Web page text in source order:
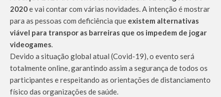
2020e vai contar com várias novidades. A intenção é mostrar
para as pessoas com deficiência que existem alternativas
viável para transpor as barreiras que os impedem de jogar
videogames.
Devido a situação global atual (Covid-19), o evento será
totalmente online, garantindo assim a segurança de todos os
participantes e respeitando as orientações de distanciamento
físico das organizações de saúde.